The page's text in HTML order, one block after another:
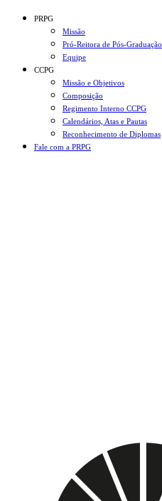
Conteúdo principal
PRPG
Missão
Pró-Reitora de Pós-Graduação
Equipe
CCPG
Missão e Objetivos
Composição
Regimento Interno CCPG
Calendários, Atas e Pautas
Reconhecimento de Diplomas
Fale com a PRPG